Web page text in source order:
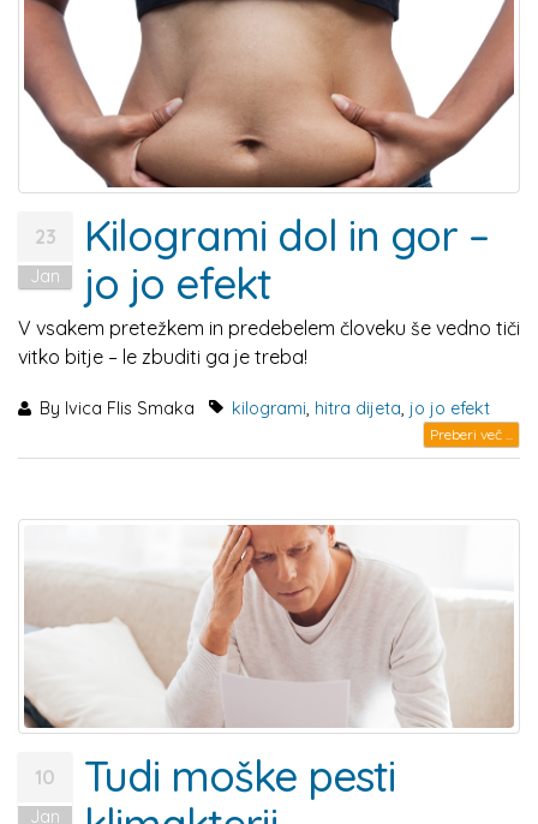
23
Jan
Kilogrami dol in gor –
jo jo efekt
V vsakem pretežkem in predebelem človeku še vedno tiči
vitko bitje – le zbuditi ga je treba!
By Ivica Flis Smaka kilogrami, hitra dijeta, jo jo efekt
Preberi več ...
10
Jan
Tudi moške pesti